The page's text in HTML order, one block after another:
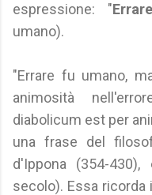
espressione: "
umano).
"Errare fu umano,
animosità
diabolicum est per
una frase del
d'Ippona (354-
secolo). Essa